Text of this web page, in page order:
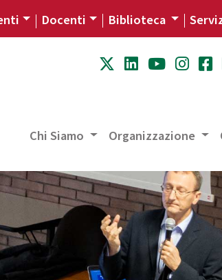
Docenti Biblioteca
Chi Siamo Organizzazione